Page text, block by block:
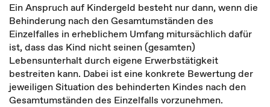
Ein Anspruch auf Kindergeld besteht nur dann, wenn die
Behinderung nach den Gesamtumständen des
Einzelfalles in erheblichem Umfang mitursächlich dafür
ist, dass das Kind nicht seinen (gesamten)
Lebensunterhalt durch eigene Erwerbstätigkeit
bestreiten kann. Dabei ist eine konkrete Bewertung der
jeweiligen Situation des behinderten Kindes nach den
Gesamtumständen des Einzelfalls vorzunehmen.